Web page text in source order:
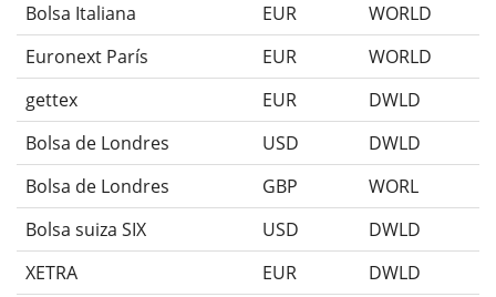
Bolsa Italiana
EUR
WORLD
Euronext París
EUR
WORLD
gettex
EUR
DWLD
Bolsa de Londres
USD
DWLD
Bolsa de Londres
GBP
WORL
Bolsa suiza SIX
USD
DWLD
XETRA
EUR DWLD